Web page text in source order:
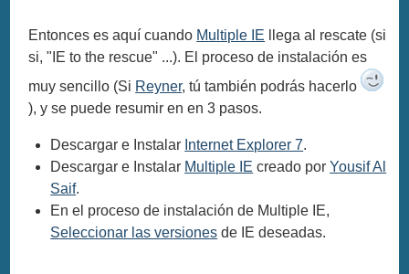
Entonces es aquí cuando Multiple IE llega al rescate (si
si, "IE to the rescue" ...). El proceso de instalación es
muy sencillo (Si Reyner, tú también podrás hacerlo
), y se puede resumir en en 3 pasos.
Descargar e Instalar Internet Explorer 7.
Descargar e Instalar Multiple IE creado porYousif Al
Saif.
En el proceso de instalación de Multiple IE,
Seleccionar las versiones de IE deseadas.